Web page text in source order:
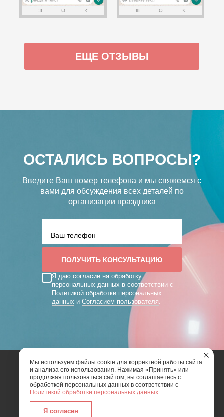
ЕЩЕ ОТЗЫВЫ
ОСТАЛИСЬ ВОПРОСЫ?
Введите Ваш номер телефона и мы свяжемся с
вами для обсуждения всех деталей по
организации праздника
Я даю согласие на обработку
персональных данных в соответствии с
Политикой обработки персональных
данных и Согласием пользователя.
2026 | Art Mix Show - творческая группа
Согласие пользователя сайта на обработку
Мы используем файлы cookie для корректной работы сайта
и анализа его использования. Нажимая «Принять» или
продолжая пользоваться сайтом, вы соглашаетесь с
обработкой персональных данных в соответствии с
Политикой обработки персональных данных.
Я согласен